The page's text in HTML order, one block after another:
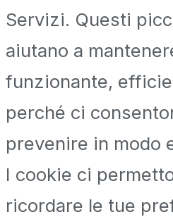
Servizi. Questi
aiutano a
funzionante,
perché ci
prevenire in modo
I cookie ci
ricordare le tue